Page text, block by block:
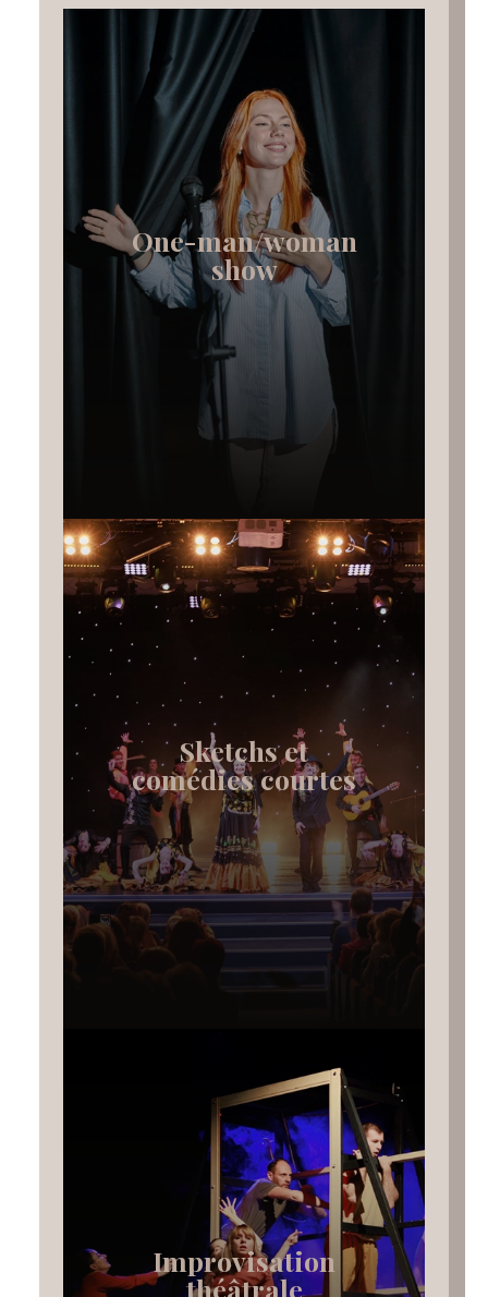
One-man/woman
show
Sketchs et
comédies courtes
Improvisation
théâtrale